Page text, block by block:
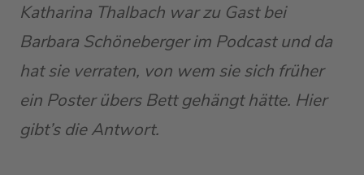
Katharina Thalbach war zu Gast bei
Barbara Schöneberger im Podcast und da
hat sie verraten, von wem sie sich früher
ein Poster übers Bett gehängt hätte. Hier
gibt’s die Antwort.